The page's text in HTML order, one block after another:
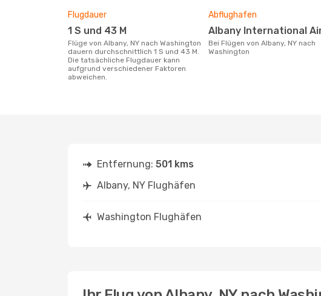
Flugdauer
1 S und 43 M
Flüge von Albany, NY nach Washington
dauern durchschnittlich 1 S und 43 M.
Die tatsächliche Flugdauer kann
aufgrund verschiedener Faktoren
abweichen.
Abflughafen
Albany International
Bei Flügen von Albany, NY nach
Washington
Entfernung: 501 kms
Albany, NY Flughäfen
Washington Flughäfen